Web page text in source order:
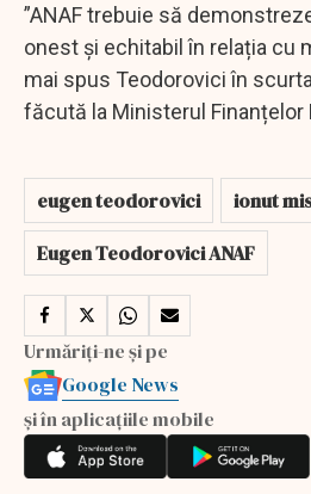
”ANAF trebuie să
onest și echitabil în relația cu
mai spus Teodorovici în
făcută la Ministerul Finanțelor
eugen teodorovici
ionut
Eugen Teodorovici ANAF
Urmăriți-ne și pe
Google News
și în aplicațiile mobile